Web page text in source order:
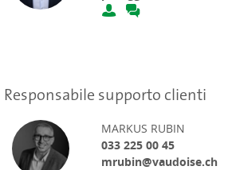
Responsabile supporto clienti
MARKUS RUBIN
033 225 00 45
mrubin@vaudoise.ch